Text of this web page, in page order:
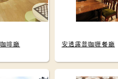
啡廳 安透露普咖喱餐廳